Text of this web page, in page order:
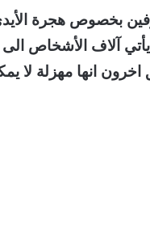
بخصوص هجرة
يأتي آلاف الأشخاص الى
انها مهزلة لا